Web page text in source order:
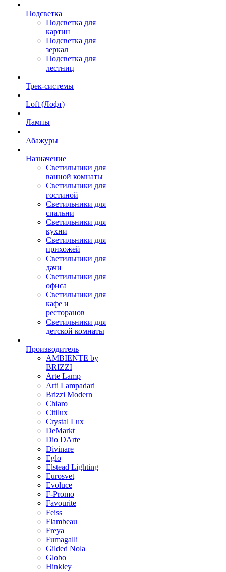
Подсветка
Подсветка для
картин
Подсветка для
зеркал
Подсветка для
лестниц
Трек-системы
Loft (Лофт)
Лампы
Абажуры
Назначение
Светильники для
ванной комнаты
Светильники для
гостиной
Светильники для
спальни
Светильники для
кухни
Светильники для
прихожей
Светильники для
дачи
Светильники для
офиса
Светильники для
кафе и
ресторанов
Светильники для
детской комнаты
Производитель
AMBIENTE by
BRIZZI
Arte Lamp
Arti Lampadari
Brizzi Modern
Chiaro
Citilux
Crystal Lux
DeMarkt
Dio DArte
Divinare
Eglo
Elstead Lighting
Eurosvet
Evoluce
F-Promo
Favourite
Feiss
Flambeau
Freya
Fumagalli
Gilded Nola
Globo
Hinkley